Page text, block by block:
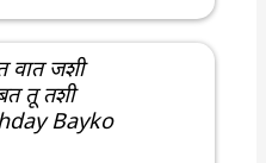
वात जशी
तू तशी
Bayko